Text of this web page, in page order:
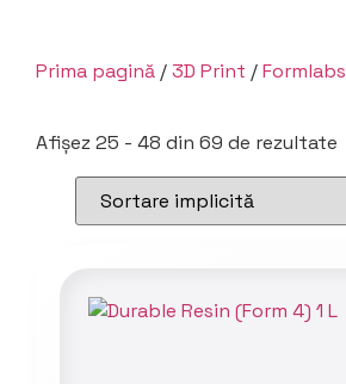
Prima pagină /3D Print /Formlabs
Afișez 25 - 48 din 69 de rezultate